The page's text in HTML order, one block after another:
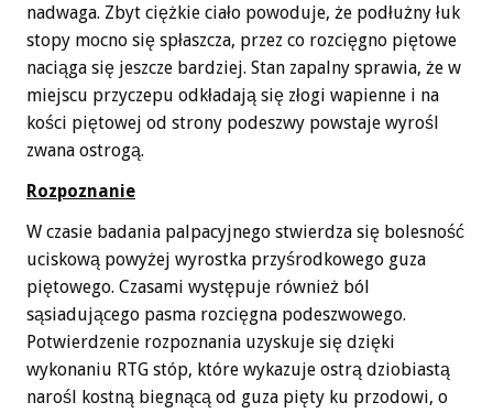
nadwaga. Zbyt ciężkie ciało powoduje, że podłużny łuk
stopy mocno się spłaszcza, przez co rozcięgno piętowe
naciąga się jeszcze bardziej. Stan zapalny sprawia, że w
miejscu przyczepu odkładają się złogi wapienne i na
kości piętowej od strony podeszwy powstaje wyrośl
zwana ostrogą.
Rozpoznanie
W czasie badania palpacyjnego stwierdza się bolesność
uciskową powyżej wyrostka przyśrodkowego guza
piętowego. Czasami występuje również ból
sąsiadującego pasma rozcięgna podeszwowego.
Potwierdzenie rozpoznania uzyskuje się dzięki
wykonaniu RTG stóp, które wykazuje ostrą dziobiastą
narośl kostną biegnącą od guza pięty ku przodowi, o